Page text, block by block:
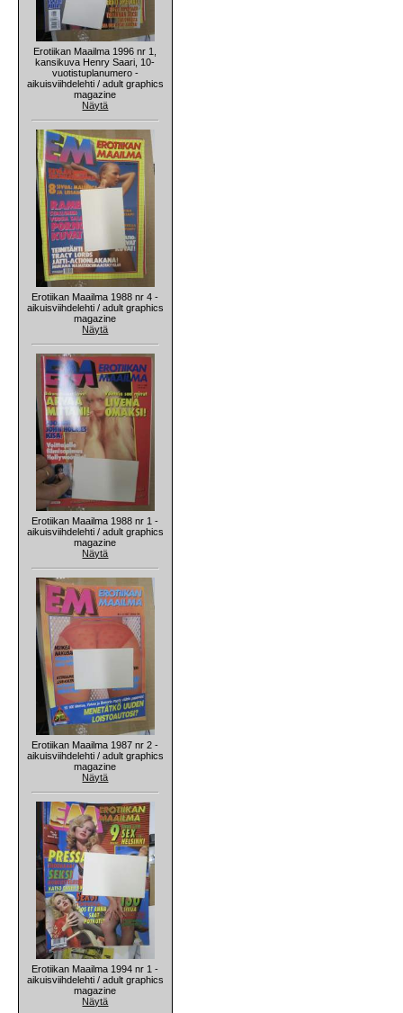
Erotiikan Maailma 1996 nr 1,
kansikuva Henry Saari, 10-
vuotistuplanumero -
aikuisviihdelehti / adult graphics
magazine
Näytä
Erotiikan Maailma 1988 nr 4 -
aikuisviihdelehti / adult graphics
magazine
Näytä
Erotiikan Maailma 1988 nr 1 -
aikuisviihdelehti / adult graphics
magazine
Näytä
Erotiikan Maailma 1987 nr 2 -
aikuisviihdelehti / adult graphics
magazine
Näytä
Erotiikan Maailma 1994 nr 1 -
aikuisviihdelehti / adult graphics
magazine
Näytä